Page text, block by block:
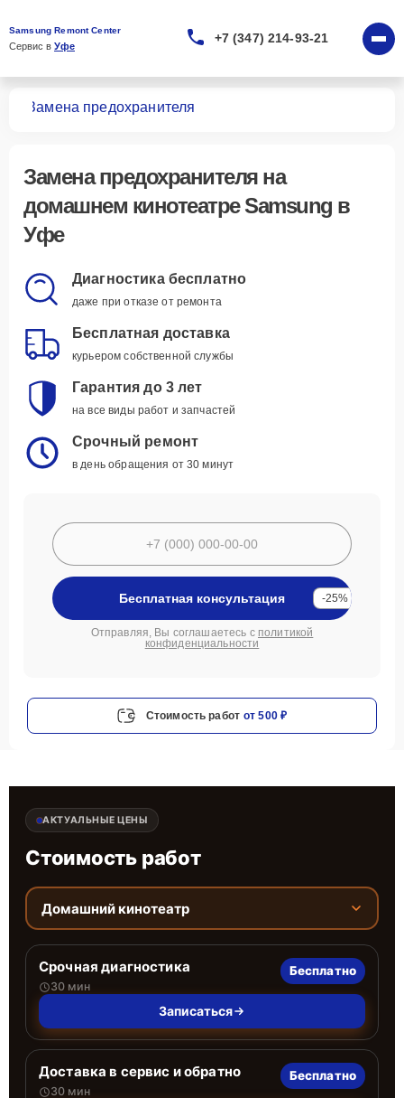
Samsung Remont Center
Сервис в Уфе
+7 (347) 214-93-21
Замена предохранителя
Замена предохранителяна
домашнем кинотеатре Samsung в
Уфе
Диагностика бесплатно
даже при отказе от ремонта
Бесплатная доставка
курьером собственной службы
Гарантия до 3 лет
на все виды работ и запчастей
Срочный ремонт
в день обращения от 30 минут
Бесплатная консультация -25%
Отправляя, Вы соглашаетесь с политикой
конфиденциальности
Стоимость работ от 500 ₽
АКТУАЛЬНЫЕ ЦЕНЫ
Стоимость работ
Домашний кинотеатр
Срочная диагностика
30 мин
Бесплатно
Записаться
Доставка в сервис и обратно
30 мин
Бесплатно